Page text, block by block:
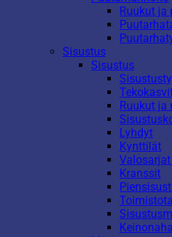
Ruukut ja
Sisustus
Sisustus
Ruukut ja
Lyhdyt
Kynttilät
Kranssit